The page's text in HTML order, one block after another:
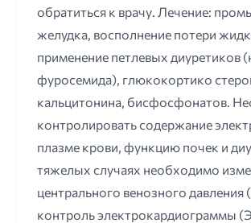
обратиться к врачу. Лечение:
желудка, восполнение потери
применение петлевых диуретиков
фуросемида), глюкокортико
кальцитонина, бисфосфонатов.
контролировать содержание
плазме крови, функцию почек и
тяжелых случаях необходимо
центрального венозного
контроль электрокардиограммы